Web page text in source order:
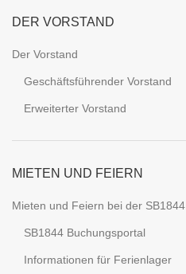
DER VORSTAND
Der Vorstand
Geschäftsführender Vorstand
Erweiterter Vorstand
MIETEN UND FEIERN
Mieten und Feiern bei der SB1844
SB1844 Buchungsportal
Informationen für Ferienlager